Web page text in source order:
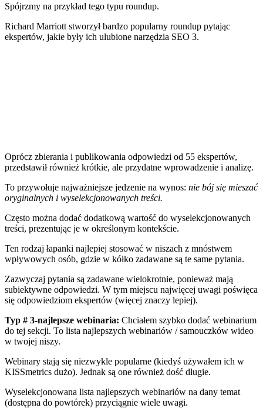
Spójrzmy na przykład tego typu roundup.
Richard Marriott stworzyłbardzo popularny roundup pytając
ekspertów, jakie były ich ulubione narzędzia SEO 3.
Oprócz zbierania i publikowania odpowiedzi od 55 ekspertów,
przedstawił również krótkie, ale przydatne wprowadzenie i analizę.
To przywołuje najważniejsze jedzenie na wynos: nie bój się mieszać
oryginalnych i wyselekcjonowanych treści.
Często można dodać dodatkową wartość do wyselekcjonowanych
treści, prezentując je w określonym kontekście.
Ten rodzaj łapanki najlepiej stosować w niszach z mnóstwem
wpływowych osób, gdzie w kółko zadawane są te same pytania.
Zazwyczaj pytania są zadawane wielokrotnie, ponieważ mają
subiektywne odpowiedzi. W tym miejscu najwięcej uwagi poświęca
się odpowiedziom ekspertów (więcej znaczy lepiej).
Typ # 3-najlepsze webinaria: Chciałem szybko dodać webinarium
do tej sekcji. To lista najlepszych webinariów / samouczków wideo
w twojej niszy.
Webinary stają się niezwykle popularne (kiedyś używałem ich w
KISSmetrics dużo). Jednak są one również dość długie.
Wyselekcjonowana lista najlepszych webinariów na dany temat
(dostępna do powtórek) przyciągnie wiele uwagi.